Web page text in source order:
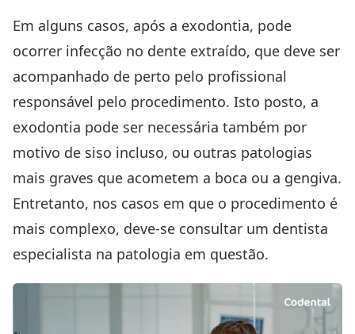
Em alguns casos, após a exodontia, pode
ocorrer infecção no dente extraído, que deve ser
acompanhado de perto pelo profissional
responsável pelo procedimento. Isto posto, a
exodontia pode ser necessária também por
motivo de siso incluso, ou outras patologias
mais graves que acometem a boca ou a gengiva.
Entretanto, nos casos em que o procedimento é
mais complexo, deve-se consultar um dentista
especialista na patologia em questão.